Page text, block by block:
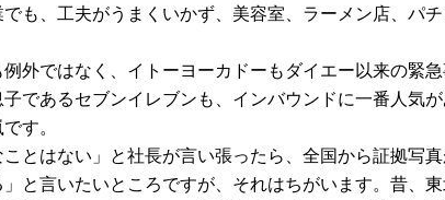
も、工夫がうまくいかず、美容室、ラーメン店、パ
外ではなく、イトーヨーカドーもダイエー以来の緊
であるセブンイレブンも、インバウンドに一番人気
す。
とはない」と社長が言い張ったら、全国から証拠写真
」と言いたいところですが、それはちがいます。昔、